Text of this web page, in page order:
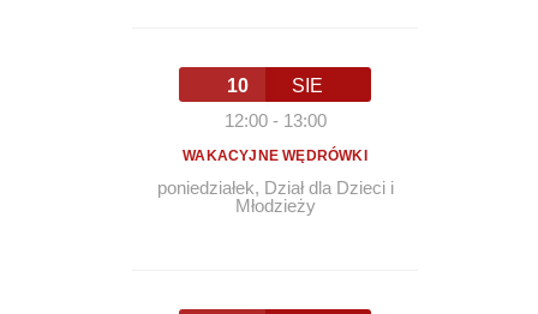
10
SIE
12:00- 13:00
WAKACYJNE WĘDRÓWKI
poniedziałek, Dział dla Dzieci i
Młodzieży